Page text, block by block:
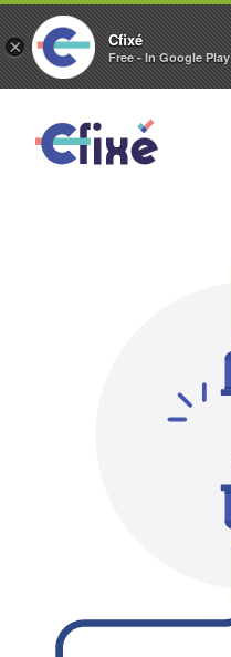
× Cfixé
Free - In Google Play